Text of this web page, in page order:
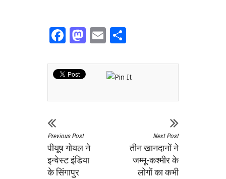
Facebook
Mastodon
Email
Previous Post
पीयूष गोयल ने
इन्वेस्ट इंडिया
के सिंगापुर
Next Post
तीन खानदानों ने
जम्मू-कश्मीर के
लोगों का कभी